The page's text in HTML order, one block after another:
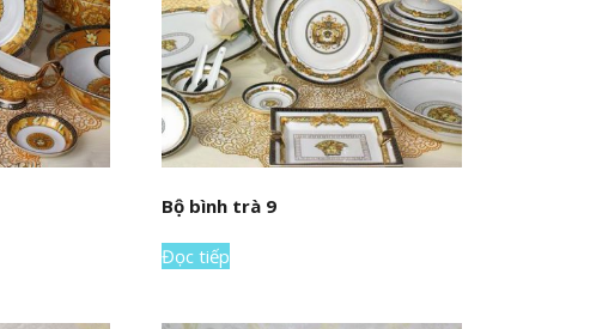
Bộ bình trà 9
Đọc tiếp